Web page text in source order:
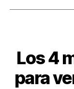
Los 4
para